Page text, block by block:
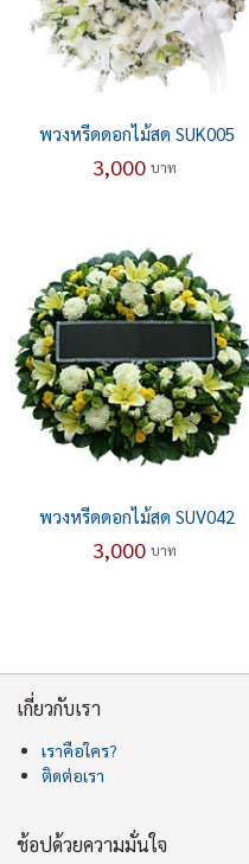
พวงหรีดดอกไม้สด SUK005
3,000 บาท
พวงหรีดดอกไม้สด SUV042
3,000 บาท
เกี่ยวกับเรา
เราคือใคร?
ติดต่อเรา
ช้อปด้วยความมั่นใจ